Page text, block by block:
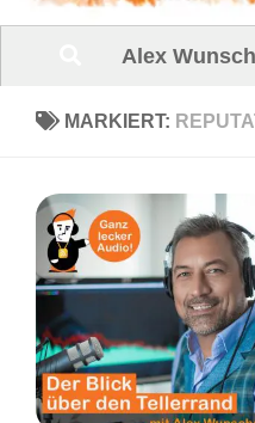
Alex
MARKIERT: